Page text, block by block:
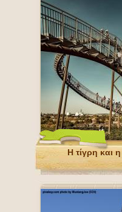
Η τίγρη και